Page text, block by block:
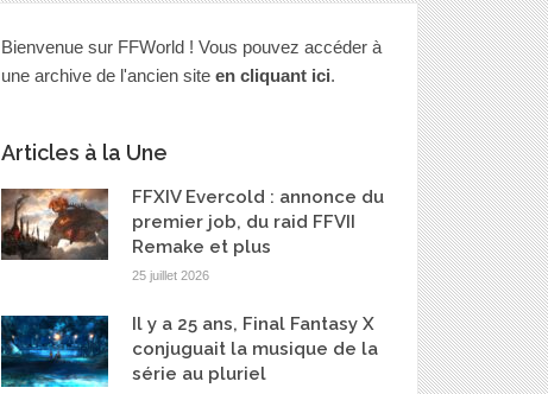
Bienvenue sur FFWorld ! Vous pouvez accéder à
une archive de l'ancien site en cliquant ici.
Articles à la Une
FFXIV Evercold : annonce du
premier job, du raid FFVII
Remake et plus
25 juillet 2026
Il y a 25 ans, Final Fantasy X
conjuguait la musique de la
série au pluriel